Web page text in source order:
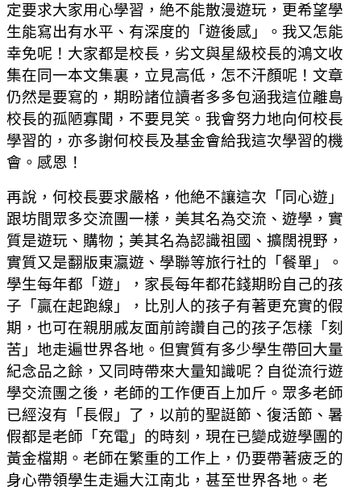
定要求大家用心學習，絶不能散漫遊玩，更希望學
生能寫出有水平、有深度的「遊後感」。我又怎能
幸免呢！大家都是校長，劣文與星級校長的鴻文收
集在同一本文集裏，立見高低，怎不汗顏呢！文章
仍然是要寫的，期盼諸位讀者多多包涵我這位離島
校長的孤陋寡聞，不要見笑。我會努力地向何校長
學習的，亦多謝何校長及基金會給我這次學習的機
會。感恩！
再說，何校長要求嚴格，他絶不讓這次「同心遊」
跟坊間眾多交流團一樣，美其名為交流、遊學，實
質是遊玩、購物；美其名為認識祖國、擴闊視野，
實質又是翻版東瀛遊、學聯等旅行社的「餐單」。
學生每年都「遊」，家長每年都花錢期盼自己的孩
子「贏在起跑線」，比別人的孩子有著更充實的假
期，也可在親朋戚友面前誇讚自己的孩子怎樣「刻
苦」地走遍世界各地。但實質有多少學生帶回大量
紀念品之餘，又同時帶來大量知識呢？自從流行遊
學交流團之後，老師的工作便百上加斤。眾多老師
已經沒有「長假」了，以前的聖誔節、復活節、暑
假都是老師「充電」的時刻，現在已變成遊學團的
黃金檔期。老師在繁重的工作上，仍要帶著疲乏的
身心帶領學生走遍大江南北，甚至世界各地。老